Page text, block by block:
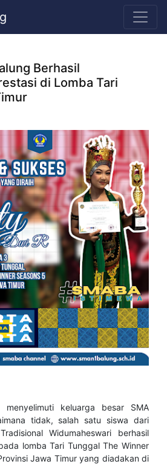
Berhasil
di Lomba Tari
menyelimuti keluarga besar SMA
tidak, salah satu siswa dari
Widumaheswari berhasil
lomba Tari Tunggal The Winner
Jawa Timur yang diadakan di